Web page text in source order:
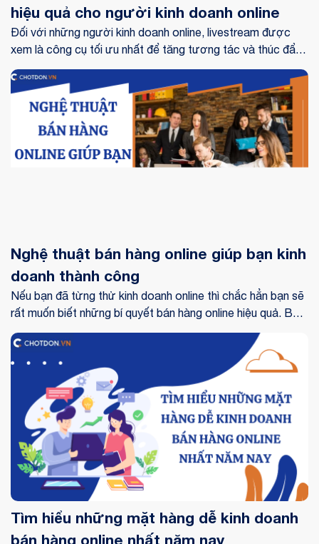
hiệu quả cho người kinh doanh online
Đối với những người kinh doanh online, livestream được
xem là công cụ tối ưu nhất để tăng tương tác và thúc đẩy
doanh thu bán hàng. Nhiều người mới bắt đầu sử dụng
livestream cho biết họ gặp không ít khó khăn khi tìm hiểu
các phần mềm bán hàng livestream để hỗ trợ cho việc bán
hàng. Cùng theo dõi bài viết này để biết được những lưu ý
mà người mới bắt đầu sử dụng hệ thống quản lý bán hàng
livestream bán hàng cần phải biết nhé!
Nghệ thuật bán hàng online giúp bạn kinh
doanh thành công
Nếu bạn đã từng thử kinh doanh online thì chắc hẳn bạn sẽ
rất muốn biết những bí quyết bán hàng online hiệu quả. Bài
viết này Chốt Đơn sẽ giúp bạn cùng tìm hiểu nghệ thuật bán
hàng online giúp bạn kinh doanh thành công.
Tìm hiểu những mặt hàng dễ kinh doanh
bán hàng online nhất năm nay